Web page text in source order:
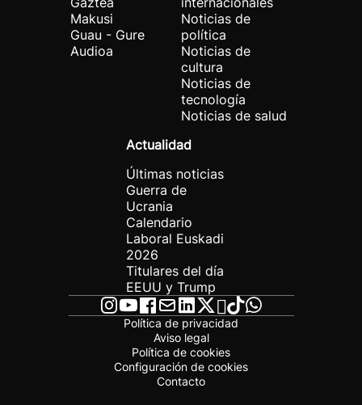
Makusi
Guau - Gure
Audioa
Noticias de
política
Noticias de
cultura
Noticias de
tecnología
Noticias de salud
Actualidad
Últimas noticias
Guerra de
Ucrania
Calendario
Laboral Euskadi
2026
Titulares del día
EEUU y Trump
Política de privacidad
Aviso legal
Política de cookies
Configuración de cookies
Contacto